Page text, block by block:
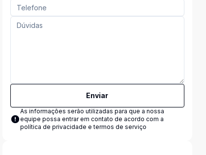
Enviar
As informações serão utilizadas para que a nossa
equipe possa entrar em contato de acordo com a
política de privacidade e termos de serviço